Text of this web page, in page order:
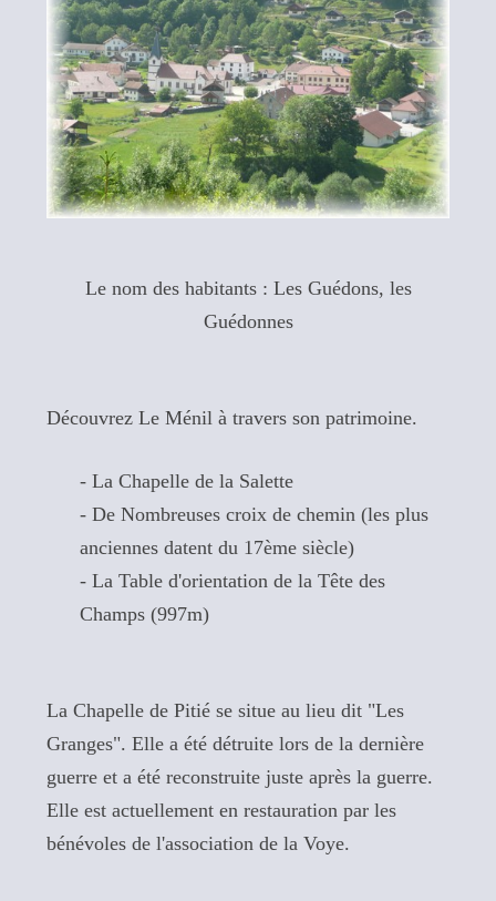
Le nom des habitants : Les Guédons, les
Guédonnes
Découvrez Le Ménil à travers son patrimoine.
- La Chapelle de la Salette
- De Nombreuses croix de chemin (les plus
anciennes datent du 17ème siècle)
- La Table d'orientation de la Tête des
Champs (997m)
La Chapelle de Pitié se situe au lieu dit "Les
Granges". Elle a été détruite lors de la dernière
guerre et a été reconstruite juste après la guerre.
Elle est actuellement en restauration par les
bénévoles de l'association de la Voye.